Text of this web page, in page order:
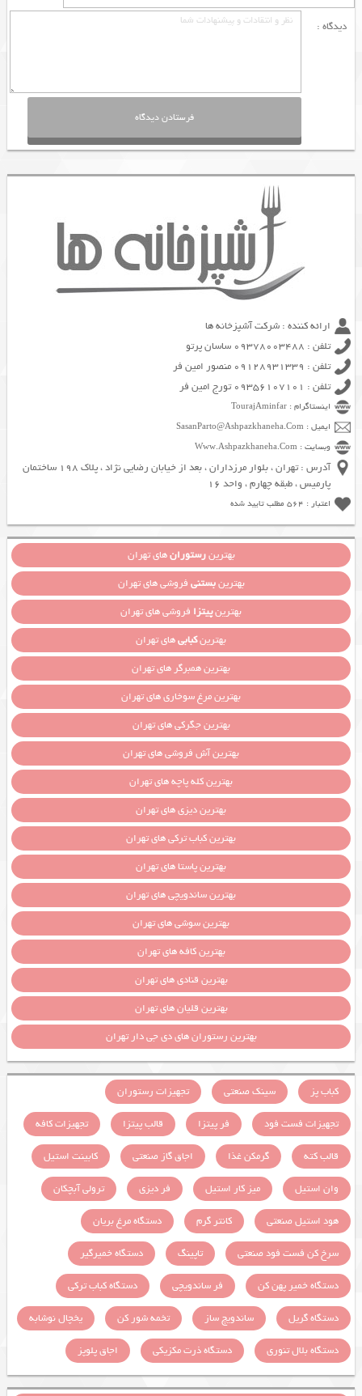
دیدگاه :
ارائه کننده : شرکت آشپزخانه ها
تلفن : 09378003488 ساسان پرتو
تلفن : 09128931339 منصور امین فر
تلفن : 09356107101 تورج امین فر
اینستاگرام : TourajAminfar
ایمیل : SasanParto@Ashpazkhaneha.Com
وبسایت : Www.Ashpazkhaneha.Com
آدرس : تهران ، بلوار مرزداران ، بعد از خیابان رضایی نژاد ، پلاک 198 ساختمان
پارمیس ، طبقه چهارم ، واحد 16
اعتبار : 564 مطلب تایید شده
بهترینرستورانهای تهران
بهترینبستنی فروشی های تهران
بهترینپیتزا فروشی های تهران
بهترینکبابیهای تهران
بهترین همبرگر های تهران
بهترین مرغ سوخاری های تهران
بهترین جگرکی های تهران
بهترین آش فروشی های تهران
بهترین کله پاچه های تهران
بهترین دیزی های تهران
بهترین کباب ترکی های تهران
بهترین پاستا های تهران
بهترین ساندویچی های تهران
بهترین سوشی های تهران
بهترین کافه های تهران
بهترین قنادی های تهران
بهترین قلیان های تهران
بهترین رستوران های دی جی دار تهران
کباب پز سینک صنعتی
تجهیزات رستوران
تجهیزات فست فود
فر پیتزا قالب پیتزا
تجهیزات کافه
قالب کته
گرمکن غذا اجاق گاز صنعتی
کابینت استیل
وان استیل
میز کار استیل فر دیزی
ترولی آبچکان
هود استیل صنعتی
کانتر گرم
دستگاه مرغ بریان
سرخ کن فست فود صنعتی
تاپینگ
دستگاه خمیرگیر
دستگاه خمیر پهن کن
فر ساندویچی
دستگاه کباب ترکی
دستگاه گریل
ساندویچ ساز تخمه شور کن
یخچال نوشابه
دستگاه بلال تنوری
دستگاه ذرت مکزیکی اجاق پلوپز